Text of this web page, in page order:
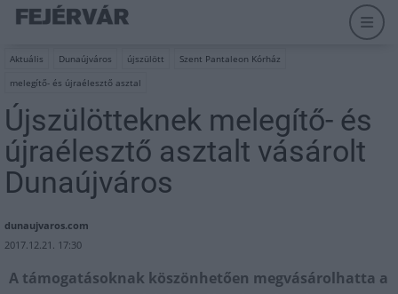
Aktuális Dunaújváros újszülött
Szent Pantaleon Kórház
melegítő- és újraélesztő asztal
Újszülötteknek melegítő- és
újraélesztő asztalt vásárolt
Dunaújváros
dunaujvaros.com
2017.12.21. 17:30
A támogatásoknak köszönhetően megvásárolhatta a